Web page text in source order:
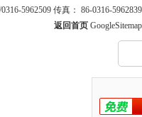
5962509 传真： 86-0316-
返回首页 GoogleSitemap